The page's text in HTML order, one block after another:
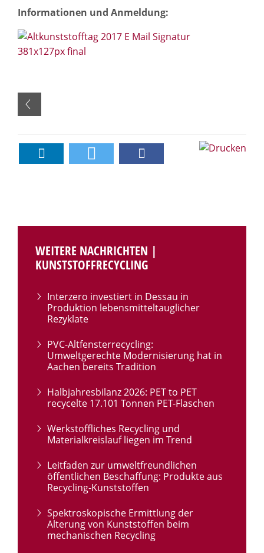
Informationen und Anmeldung:
WEITERE NACHRICHTEN |
KUNSTSTOFFRECYCLING
Interzero investiert in Dessau in
Produktion lebensmitteltauglicher
Rezyklate
PVC-Altfensterrecycling:
Umweltgerechte Modernisierung hat in
Aachen bereits Tradition
Halbjahresbilanz 2026: PET to PET
recycelte 17.101 Tonnen PET-Flaschen
Werkstoffliches Recycling und
Materialkreislauf liegen im Trend
Leitfaden zur umweltfreundlichen
öffentlichen Beschaffung: Produkte aus
Recycling-Kunststoffen
Spektroskopische Ermittlung der
Alterung von Kunststoffen beim
mechanischen Recycling